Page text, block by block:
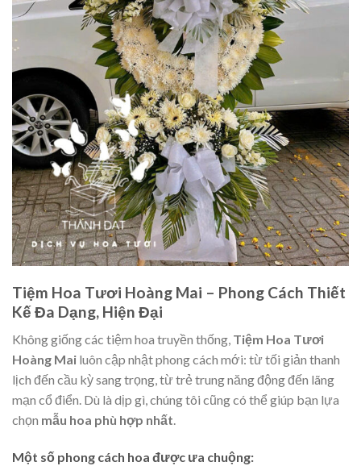
Tiệm Hoa Tươi Hoàng Mai – Phong Cách Thiết
Kế Đa Dạng, Hiện Đại
Không giống các tiệm hoa truyền thống, Tiệm Hoa Tươi
Hoàng Mai luôn cập nhật phong cách mới: từ tối giản thanh
lịch đến cầu kỳ sang trọng, từ trẻ trung năng động đến lãng
mạn cổ điển. Dù là dịp gì, chúng tôi cũng có thể giúp bạn lựa
chọn mẫu hoa phù hợp nhất.
Một số phong cách hoa được ưa chuộng: